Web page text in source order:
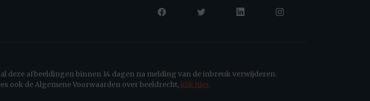
deze afbeeldingen binnen 14 dagen na melding van de inbreuk verwijderen.
ook de Algemene Voorwaarden over beeldrecht,klik hier.